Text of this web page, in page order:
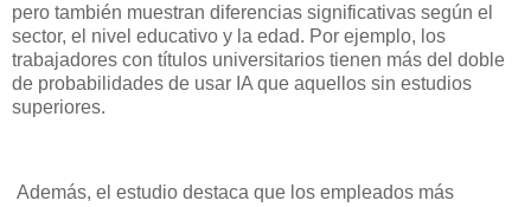
pero también muestran diferencias significativas según el
sector, el nivel educativo y la edad. Por ejemplo, los
trabajadores con títulos universitarios tienen más del doble
de probabilidades de usar IA que aquellos sin estudios
superiores.
Además, el estudio destaca que los empleados más